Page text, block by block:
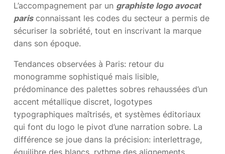
L’accompagnement par un graphiste logo avocat
parisconnaissant les codes du secteur a permis de
sécuriser la sobriété, tout en inscrivant la marque
dans son époque.
Tendances observées à Paris: retour du
monogramme sophistiqué mais lisible,
prédominance des palettes sobres rehaussées d’un
accent métallique discret, logotypes
typographiques maîtrisés, et systèmes éditoriaux
qui font du logo le pivot d’une narration sobre. La
différence se joue dans la précision: interlettrage,
équilibre des blancs, rythme des alignements,